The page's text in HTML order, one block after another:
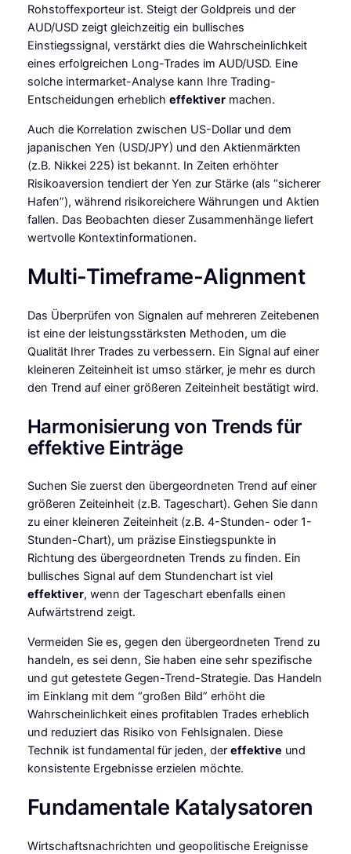
Rohstoffexporteur ist. Steigt der Goldpreis und der
AUD/USD zeigt gleichzeitig ein bullisches
Einstiegssignal, verstärkt dies die Wahrscheinlichkeit
eines erfolgreichen Long-Trades im AUD/USD. Eine
solche intermarket-Analyse kann Ihre Trading-
Entscheidungen erheblich effektivermachen.
Auch die Korrelation zwischen US-Dollar und dem
japanischen Yen (USD/JPY) und den Aktienmärkten
(z.B. Nikkei 225) ist bekannt. In Zeiten erhöhter
Risikoaversion tendiert der Yen zur Stärke (als “sicherer
Hafen”), während risikoreichere Währungen und Aktien
fallen. Das Beobachten dieser Zusammenhänge liefert
wertvolle Kontextinformationen.
Multi-Timeframe-Alignment
Das Überprüfen von Signalen auf mehreren Zeitebenen
ist eine der leistungsstärksten Methoden, um die
Qualität Ihrer Trades zu verbessern. Ein Signal auf einer
kleineren Zeiteinheit ist umso stärker, je mehr es durch
den Trend auf einer größeren Zeiteinheit bestätigt wird.
Harmonisierung von Trends für
effektive Einträge
Suchen Sie zuerst den übergeordneten Trend auf einer
größeren Zeiteinheit (z.B. Tageschart). Gehen Sie dann
zu einer kleineren Zeiteinheit (z.B. 4-Stunden- oder 1-
Stunden-Chart), um präzise Einstiegspunkte in
Richtung des übergeordneten Trends zu finden. Ein
bullisches Signal auf dem Stundenchart ist viel
effektiver, wenn der Tageschart ebenfalls einen
Aufwärtstrend zeigt.
Vermeiden Sie es, gegen den übergeordneten Trend zu
handeln, es sei denn, Sie haben eine sehr spezifische
und gut getestete Gegen-Trend-Strategie. Das Handeln
im Einklang mit dem “großen Bild” erhöht die
Wahrscheinlichkeit eines profitablen Trades erheblich
und reduziert das Risiko von Fehlsignalen. Diese
Technik ist fundamental für jeden, der effektive und
konsistente Ergebnisse erzielen möchte.
Fundamentale Katalysatoren
Wirtschaftsnachrichten und geopolitische Ereignisse